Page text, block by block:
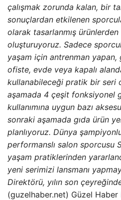
çalışmak zorunda kalan, bir
sonuçlardan etkilenen
olarak tasarlanmış
oluşturuyoruz. Sadece
yaşam için antrenman yapan,
ofiste, evde veya kapalı
kullanabileceği pratik bir seri
aşamada 4 çeşit fonksiyonel
kullanımına uygun bazı
sonraki aşamada gıda ürün
planlıyoruz. Dünya
performanslı salon sporcusu
yaşam pratiklerinden
yeni serimizi lansmanı
Direktörü, yılın son
(guzelhaber.net) Güzel Haber